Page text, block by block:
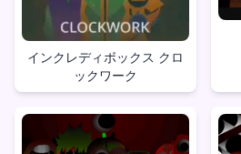
インクレディボックス クロ
ックワーク